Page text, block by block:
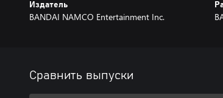
Издатель
BANDAI NAMCO Entertainment Inc.
Сравнить выпуски